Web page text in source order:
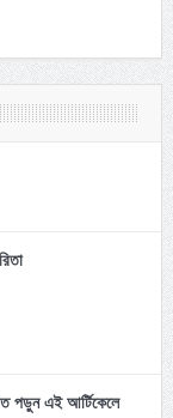
পড়ুন এই আর্টিকেলে